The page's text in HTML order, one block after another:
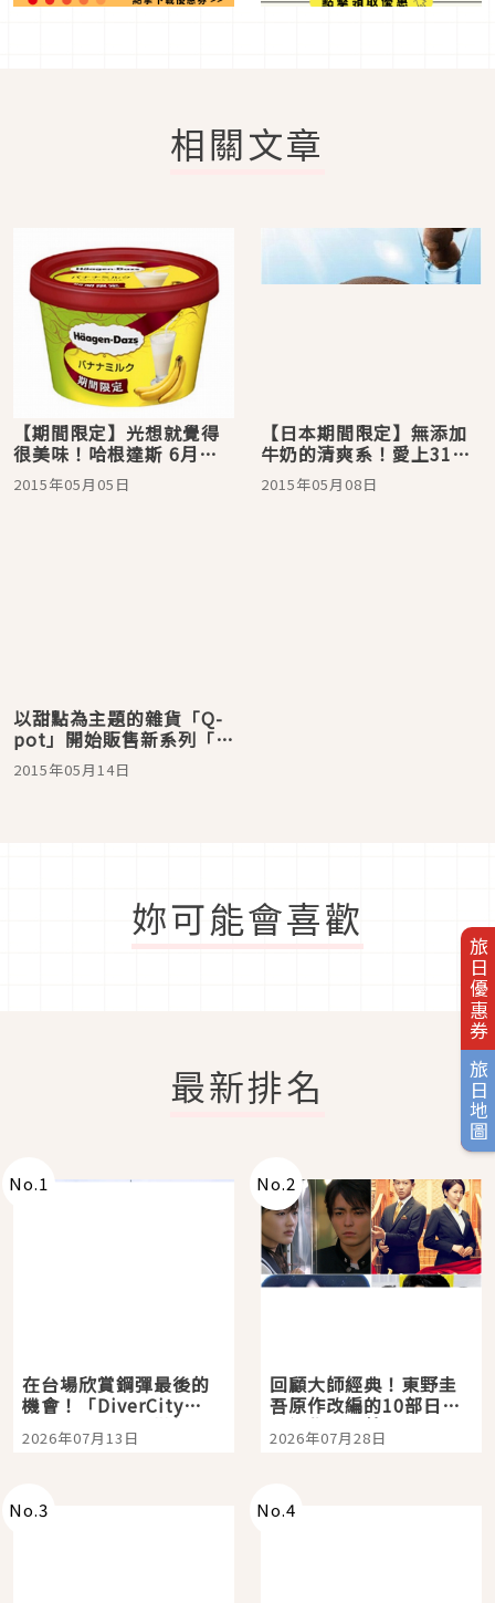
旅日優惠券
旅日地圖
相關文章
【期間限定】光想就覺得
很美味！哈根達斯 6月將
推出「香蕉牛奶口味」冰
淇淋♪
2015年05月05日
【日本期間限定】無添加
牛奶的清爽系！愛上31冰
淇淋的全新風味「巧克力
雪酪」
2015年05月08日
以甜點為主題的雜貨「Q-
pot」開始販售新系列「冰
淇淋糖果」☆ 咖啡廳也推
出了期間限定的甜點喔
2015年05月14日
妳可能會喜歡
最新排名
No.1
在台場欣賞鋼彈最後的
機會！「DiverCity
Tokyo Plaza」搭船、
購物、美食及夜景，一
2026年07月13日
No.2
回顧大師經典！東野圭
吾原作改編的10部日本
影視作品推薦
2026年07月28日
No.3 No.4